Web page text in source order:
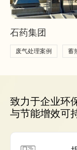
石药集团
废气处理案例 蓄
致力于企业环
与节能增效可